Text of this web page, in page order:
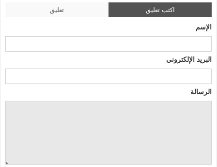
اكتب تعليق تعليق
الإسم
البريد الإلكتروني
الرسالة